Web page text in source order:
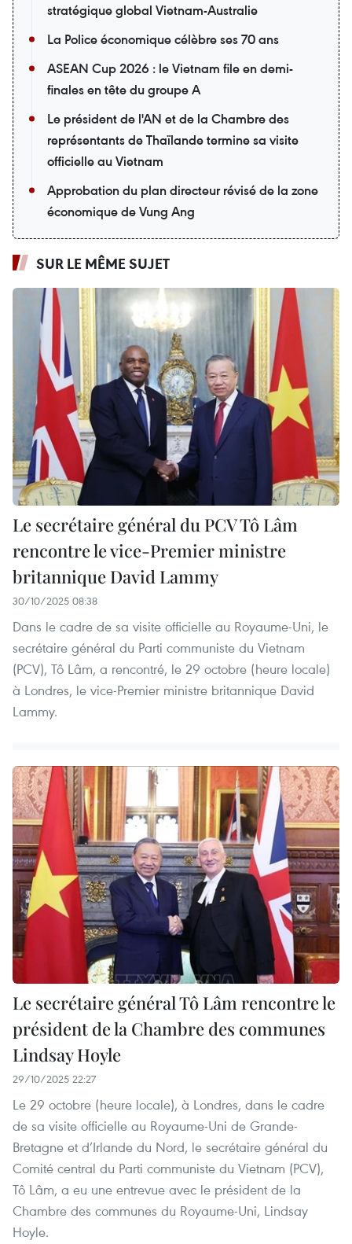
stratégique global Vietnam-Australie
La Police économique célèbre ses 70 ans
ASEAN Cup 2026 : le Vietnam file en demi-
finales en tête du groupe A
Le président de l'AN et de la Chambre des
représentants de Thaïlande termine sa visite
officielle au Vietnam
Approbation du plan directeur révisé de la zone
économique de Vung Ang
SUR LE MÊME SUJET
Le secrétaire général du PCV Tô Lâm
rencontre le vice-Premier ministre
britannique David Lammy
30/10/2025 08:38
Dans le cadre de sa visite officielle au Royaume-Uni, le
secrétaire général du Parti communiste du Vietnam
(PCV), Tô Lâm, a rencontré, le 29 octobre (heure locale)
à Londres, le vice-Premier ministre britannique David
Lammy.
Le secrétaire général Tô Lâm rencontre le
président de la Chambre des communes
Lindsay Hoyle
29/10/2025 22:27
Le 29 octobre (heure locale), à Londres, dans le cadre
de sa visite officielle au Royaume-Uni de Grande-
Bretagne et d’Irlande du Nord, le secrétaire général du
Comité central du Parti communiste du Vietnam (PCV),
Tô Lâm, a eu une entrevue avec le président de la
Chambre des communes du Royaume-Uni, Lindsay
Hoyle.